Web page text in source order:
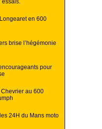
essais.
en 600
brise l’hégémonie
pour
au 600
24H du Mans moto